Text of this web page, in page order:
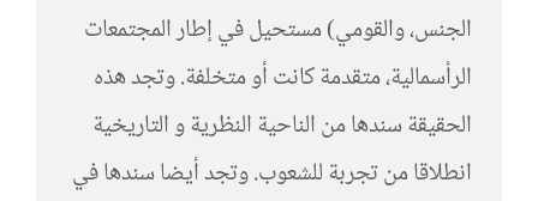
الجنس، والقومي) مستحيل في إطار المجتمعات
الرأسمالية، متقدمة كانت أو متخلفة. وتجد هذه
الحقيقة سندها من الناحية النظرية و التاريخية
انطلاقا من تجربة للشعوب. وتجد أيضا سندها في